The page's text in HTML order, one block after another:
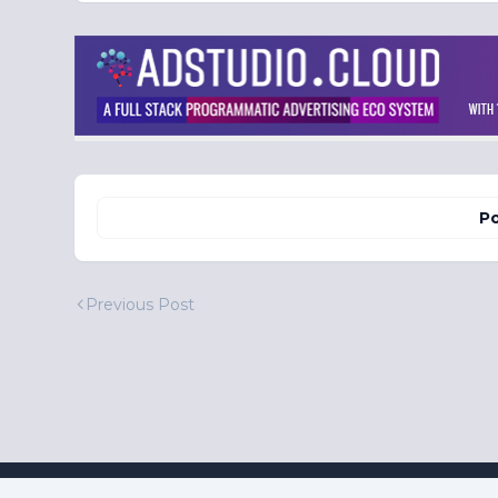
Previous Post